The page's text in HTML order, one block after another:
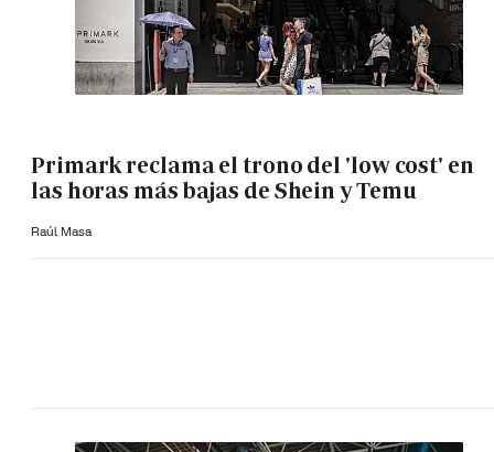
Primark reclama el trono del 'low cost' en
las horas más bajas de Shein y Temu
Raúl Masa